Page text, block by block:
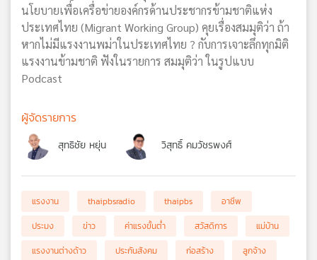
นโยบายเพื่อเครื่อข่ายองค์กรด้านประชากรข้ามชาติแห่ง
ประเทศไทย (Migrant Working Group) คุยเรื่องสมมุติว่า ถ้า
หากไม่มีแรงงานพม่าในประเทศไทย ? กับการเจาะลึกทุกมิติ
แรงงานข้ามชาติ ฟังในรายการ สมมุติว่า ในรูปแบบ
Podcast
ผู้จัดรายการ
สุทธิชัย หยุ่น วิสุทธิ์ คมวัชรพงศ์
แรงงาน thaipbsradio thaipbs
อาชีพ
ประมง
ข่าว ค่าแรงขั้นต่ำ สวัสดิการ
แม่บ้าน
แรงงานต่างด้าว
ประกันสังคม ก่อสร้าง
ลูกจ้าง